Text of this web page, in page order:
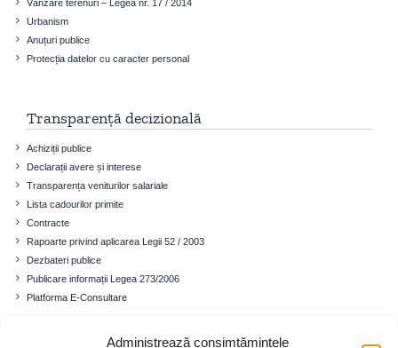
Administrează consimțămintele
Vânzare terenuri – Legea nr. 17 / 2014
Urbanism
Anuțuri publice
Protecția datelor cu caracter personal
Transparență decizională
Achiziții publice
Declarații avere și interese
Transparența veniturilor salariale
Lista cadourilor primite
Contracte
Rapoarte privind aplicarea Legii 52 / 2003
Dezbateri publice
Publicare informații Legea 273/2006
Platforma E-Consultare